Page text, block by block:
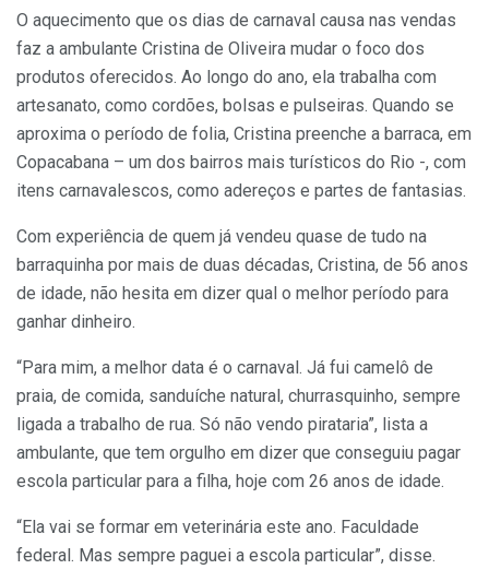
O aquecimento que os dias de carnaval causa nas vendas
faz a ambulante Cristina de Oliveira mudar o foco dos
produtos oferecidos. Ao longo do ano, ela trabalha com
artesanato, como cordões, bolsas e pulseiras. Quando se
aproxima o período de folia, Cristina preenche a barraca, em
Copacabana – um dos bairros mais turísticos do Rio -, com
itens carnavalescos, como adereços e partes de fantasias.
Com experiência de quem já vendeu quase de tudo na
barraquinha por mais de duas décadas, Cristina, de 56 anos
de idade, não hesita em dizer qual o melhor período para
ganhar dinheiro.
“Para mim, a melhor data é o carnaval. Já fui camelô de
praia, de comida, sanduíche natural, churrasquinho, sempre
ligada a trabalho de rua. Só não vendo pirataria”, lista a
ambulante, que tem orgulho em dizer que conseguiu pagar
escola particular para a filha, hoje com 26 anos de idade.
“Ela vai se formar em veterinária este ano. Faculdade
federal. Mas sempre paguei a escola particular”, disse.